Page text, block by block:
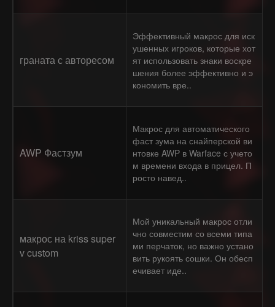
граната с авторесом
Эффективный макрос для иск
ушенных игроков, которые хот
ят использовать знаки воскре
шения более эффективно и э
кономить вре..
AWP Фастзум
Макрос для автоматического
фаст зума на снайперской ви
нтовке AWP в Warface с учето
м времени входа в прицел. П
росто навед..
макрос на kriss super
v custom
Мой уникальный макрос отли
чно совместим со всеми типа
ми перчаток, но важно устано
вить рукоять сошки. Он обесп
ечивает иде..